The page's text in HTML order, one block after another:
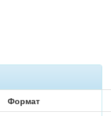
Формат